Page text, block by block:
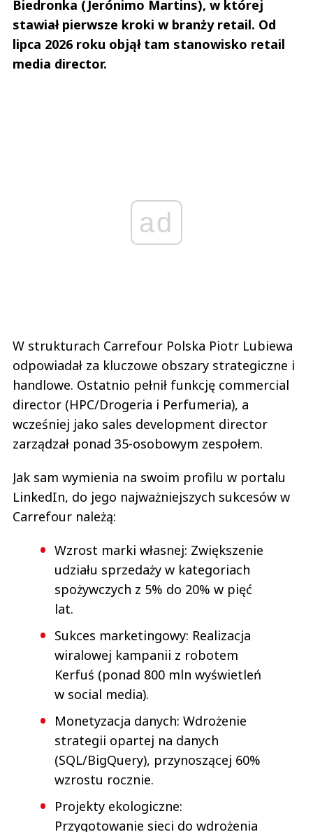
Biedronka (Jerónimo Martins), w której
stawiał pierwsze kroki w branży retail. Od
lipca 2026 roku objął tam stanowisko retail
media director.
ad
W strukturach Carrefour Polska Piotr Lubiewa
odpowiadał za kluczowe obszary strategiczne i
handlowe. Ostatnio pełnił funkcję commercial
director (HPC/Drogeria i Perfumeria), a
wcześniej jako sales development director
zarządzał ponad 35-osobowym zespołem.
Jak sam wymienia na swoim profilu w portalu
LinkedIn, do jego najważniejszych sukcesów w
Carrefour należą:
Wzrost marki własnej: Zwiększenie
udziału sprzedaży w kategoriach
spożywczych z 5% do 20% w pięć
lat.
Sukces marketingowy: Realizacja
wiralowej kampanii z robotem
Kerfuś (ponad 800 mln wyświetleń
w social media).
Monetyzacja danych: Wdrożenie
strategii opartej na danych
(SQL/BigQuery), przynoszącej 60%
wzrostu rocznie.
Projekty ekologiczne:
Przygotowanie sieci do wdrożenia